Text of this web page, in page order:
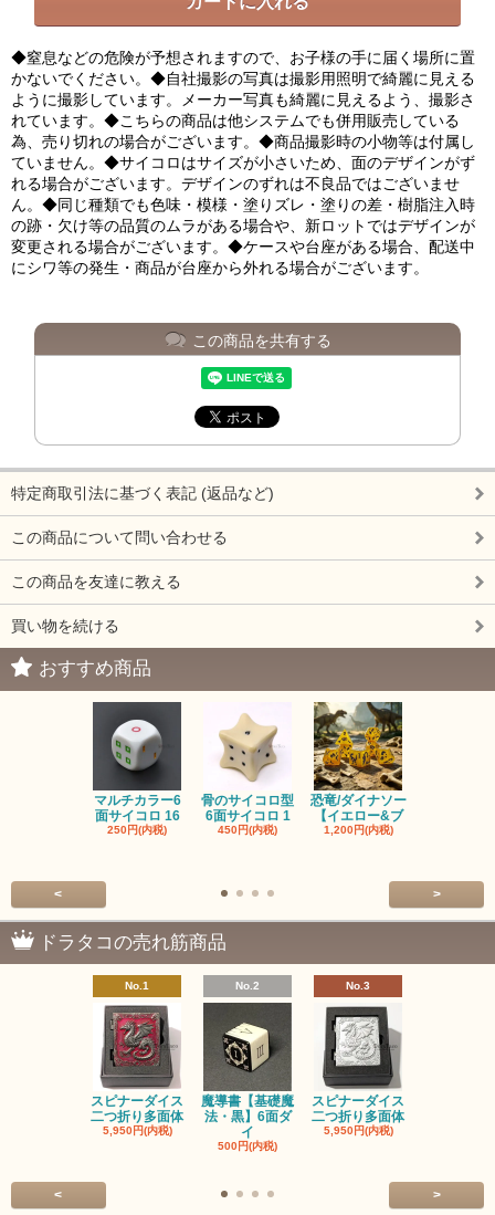
◆窒息などの危険が予想されますので、お子様の手に届く場所に置
かないでください。◆自社撮影の写真は撮影用照明で綺麗に見える
ように撮影しています。メーカー写真も綺麗に見えるよう、撮影さ
れています。◆こちらの商品は他システムでも併用販売している
為、売り切れの場合がございます。◆商品撮影時の小物等は付属し
ていません。◆サイコロはサイズが小さいため、面のデザインがず
れる場合がございます。デザインのずれは不良品ではございませ
ん。◆同じ種類でも色味・模様・塗りズレ・塗りの差・樹脂注入時
の跡・欠け等の品質のムラがある場合や、新ロットではデザインが
変更される場合がございます。◆ケースや台座がある場合、配送中
にシワ等の発生・商品が台座から外れる場合がございます。
この商品を共有する
特定商取引法に基づく表記 (返品など)
この商品について問い合わせる
この商品を友達に教える
買い物を続ける
おすすめ商品
マルチカラー6
面サイコロ 16
250円(内税)
骨のサイコロ型
6面サイコロ 1
450円(内税)
恐竜/ダイナソー
【イエロー&ブ
1,200円(内税)
< >
ドラタコの売れ筋商品
No.1
スピナーダイス
二つ折り多面体
5,950円(内税)
No.2
魔導書【基礎魔
法・黒】6面ダ
イ
500円(内税)
No.3
スピナーダイス
二つ折り多面体
5,950円(内税)
< >